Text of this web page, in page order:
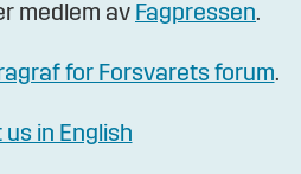
medlem av Fagpressen.
for Forsvarets forum.
us in English